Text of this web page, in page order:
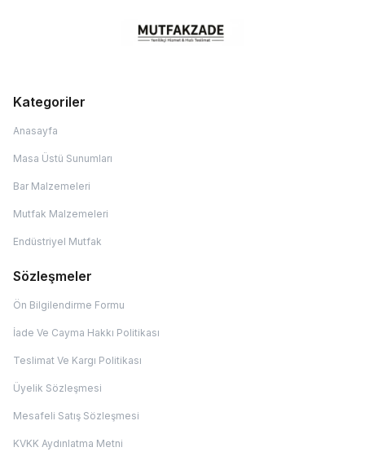
Kategoriler
Anasayfa
Masa Üstü Sunumları
Bar Malzemeleri
Mutfak Malzemeleri
Endüstriyel Mutfak
Sözleşmeler
Ön Bilgilendirme Formu
İade Ve Cayma Hakkı Politikası
Teslimat Ve Kargı Politikası
Üyelik Sözleşmesi
Mesafeli Satış Sözleşmesi
KVKK Aydınlatma Metni